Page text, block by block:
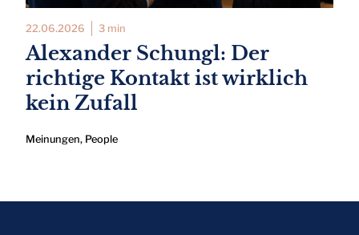
22.06.2026 3 min
Alexander Schungl: Der
richtige Kontakt ist wirklich
kein Zufall
Meinungen, People